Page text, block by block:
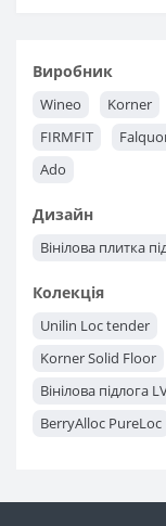
Виробник
Wineo Korner
FIRMFIT
Ado
Дизайн
Вінілова плитка
Колекція
Unilin Loc tender
Korner Solid Floor
Вінілова підлога
BerryAlloc PureLoc